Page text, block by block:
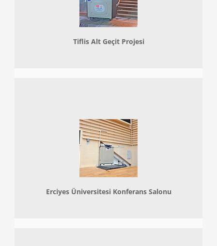
Tiflis Alt Geçit Projesi
Erciyes Üniversitesi Konferans Salonu